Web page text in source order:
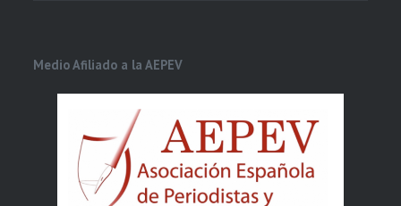
Medio Afiliado a la AEPEV